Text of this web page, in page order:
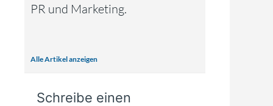
PR und Marketing.
Alle Artikel anzeigen
Schreibe einen